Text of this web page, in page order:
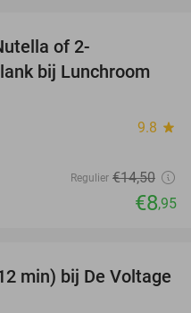
of 2-
bij Lunchroom
9.8 star
Regulier €14,50
€8,95
22%
min) bij De Voltage